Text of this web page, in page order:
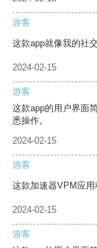
游客
这款app就像我的社
2024-02-15
游客
这款app的用户界面
悉操作。
2024-02-15
游客
这款加速器VPM应用
2024-02-15
游客